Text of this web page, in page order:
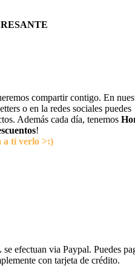
compartir contigo. En
o en la redes sociales puedes
Además cada día, tenemos
!
a tí verlo >:)
se efectuan via Paypal. Puedes
con tarjeta de crédito.